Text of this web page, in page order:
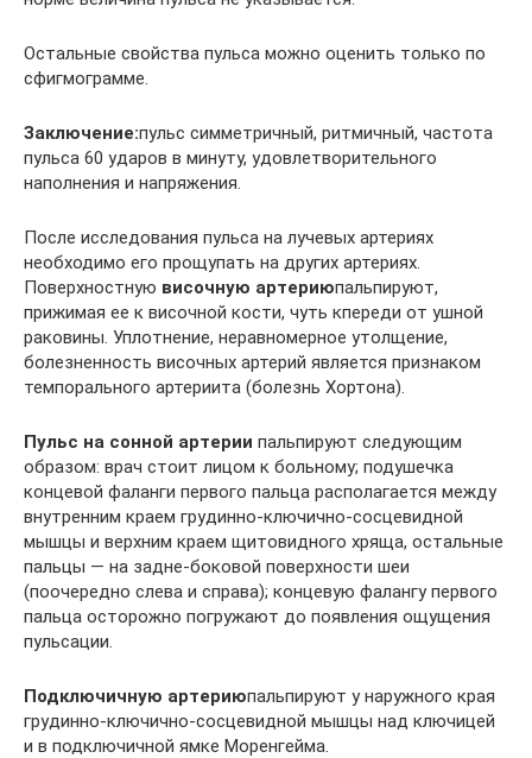
Остальные свойства пульса можно оценить только по
сфигмограмме.
Заключение:пульс симметричный, ритмичный, частота
пульса 60 ударов в минуту, удовлетворительного
наполнения и напряжения.
После исследования пульса на лучевых артериях
необходимо его прощупать на других артериях.
Поверхностную височную артериюпальпируют,
прижимая ее к височной кости, чуть кпереди от ушной
раковины. Уплотнение, неравномерное утолщение,
болезненность височных артерий является признаком
темпорального артериита (болезнь Хортона).
Пульс на сонной артерии пальпируют следующим
образом: врач стоит лицом к больному; подушечка
концевой фаланги первого пальца располагается между
внутренним краем грудинно-ключично-сосцевидной
мышцы и верхним краем щитовидного хряща, остальные
пальцы — на задне-боковой поверхности шеи
(поочередно слева и справа); концевую фалангу первого
пальца осторожно погружают до появления ощущения
пульсации.
Подключичную артериюпальпируют у наружного края
грудинно-ключично-сосцевидной мышцы над ключицей
и в подключичной ямке Моренгейма.